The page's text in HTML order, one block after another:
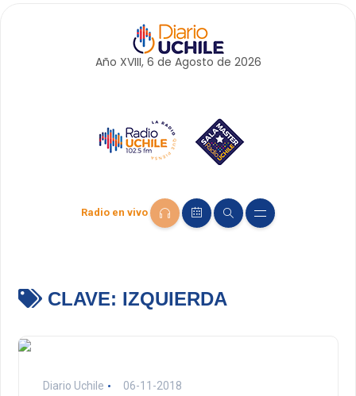
Año XVIII, 6 de Agosto de 2026
Radio en vivo
CLAVE: IZQUIERDA
Diario Uchile 06-11-2018